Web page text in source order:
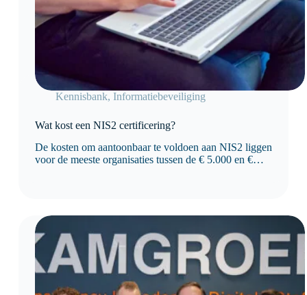
Kennisbank, Informatiebeveiliging
Wat kost een NIS2 certificering?
De kosten om aantoonbaar te voldoen aan NIS2 liggen
voor de meeste organisaties tussen de € 5.000 en €